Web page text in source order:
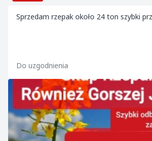
Sprzedam rzepak około 24 ton szybki
Do uzgodnienia